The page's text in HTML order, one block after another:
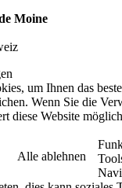
Moine
um Ihnen das
Wenn Sie die
diese Website
Alle ablehnen